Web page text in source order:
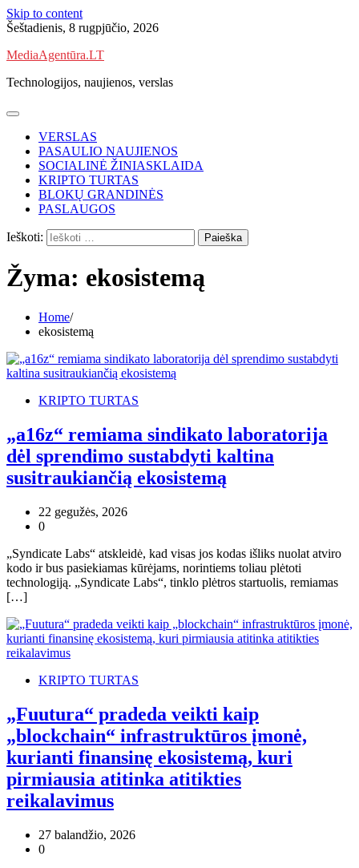
Skip to content
Šeštadienis, 8 rugpjūčio, 2026
MediaAgentūra.LT
Technologijos, naujienos, verslas
VERSLAS
PASAULIO NAUJIENOS
SOCIALINĖ ŽINIASKLAIDA
KRIPTO TURTAS
BLOKŲ GRANDINĖS
PASLAUGOS
Ieškoti:
Žyma: ekosistemą
Home
ekosistemą
KRIPTO TURTAS
„a16z“ remiama sindikato laboratorija
dėl sprendimo sustabdyti kaltina
susitraukiančią ekosistemą
22 gegužės, 2026
0
„Syndicate Labs“ atskleidė, kad visas jos kodas išliks nuolat atviro
kodo ir bus pasiekiamas kūrėjams, norintiems toliau plėtoti
technologiją. „Syndicate Labs“, tinklo plėtros startuolis, remiamas
[…]
KRIPTO TURTAS
„Fuutura“ pradeda veikti kaip
„blockchain“ infrastruktūros įmonė,
kurianti finansinę ekosistemą, kuri
pirmiausia atitinka atitikties
reikalavimus
27 balandžio, 2026
0